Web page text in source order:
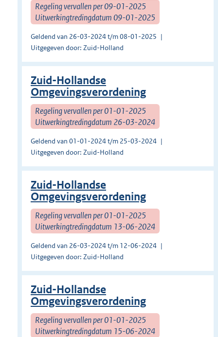
Regeling vervallen per 09-01-2025
Uitwerkingtredingdatum 09-01-2025
Geldend van 26-03-2024 t/m 08-01-2025
Uitgegeven door: Zuid-Holland
Zuid-Hollandse
Omgevingsverordening
Regeling vervallen per 01-01-2025
Uitwerkingtredingdatum 26-03-2024
Geldend van 01-01-2024 t/m 25-03-2024
Uitgegeven door: Zuid-Holland
Zuid-Hollandse
Omgevingsverordening
Regeling vervallen per 01-01-2025
Uitwerkingtredingdatum 13-06-2024
Geldend van 26-03-2024 t/m 12-06-2024
Uitgegeven door: Zuid-Holland
Zuid-Hollandse
Omgevingsverordening
Regeling vervallen per 01-01-2025
Uitwerkingtredingdatum 15-06-2024